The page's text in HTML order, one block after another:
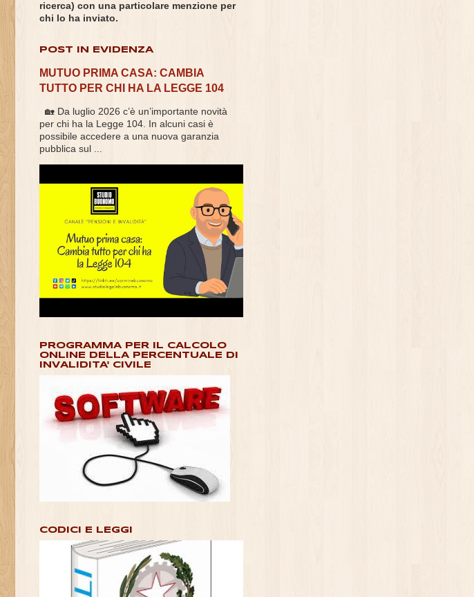
ricerca) con una particolare menzione per
chi lo ha inviato.
POST IN EVIDENZA
MUTUO PRIMA CASA: CAMBIA
TUTTO PER CHI HA LA LEGGE 104
🏡 Da luglio 2026 c’è un’importante novità
per chi ha la Legge 104. In alcuni casi è
possibile accedere a una nuova garanzia
pubblica sul ...
PROGRAMMA PER IL CALCOLO
ONLINE DELLA PERCENTUALE DI
INVALIDITA' CIVILE
CODICI E LEGGI